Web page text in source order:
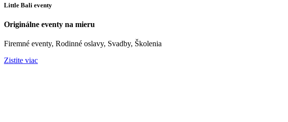
Little Bali eventy
Originálne eventy na mieru
Firemné eventy, Rodinné oslavy, Svadby, Školenia
Zistite viac